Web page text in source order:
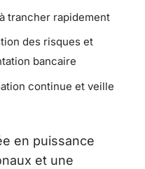
trancher rapidement
des risques et
bancaire
continue et veille
en puissance
et une